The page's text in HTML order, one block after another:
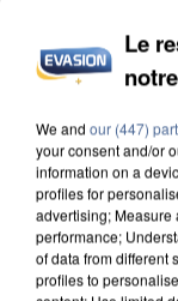
7 août 2026
Un second
Un
quelques jours
Le
We and our (447)
your consent and/or
information on a
profiles for
advertising; Measure
performance;
of data from different
profiles to